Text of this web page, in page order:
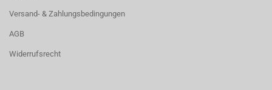
Versand- & Zahlungsbedingungen
AGB
Widerrufsrecht